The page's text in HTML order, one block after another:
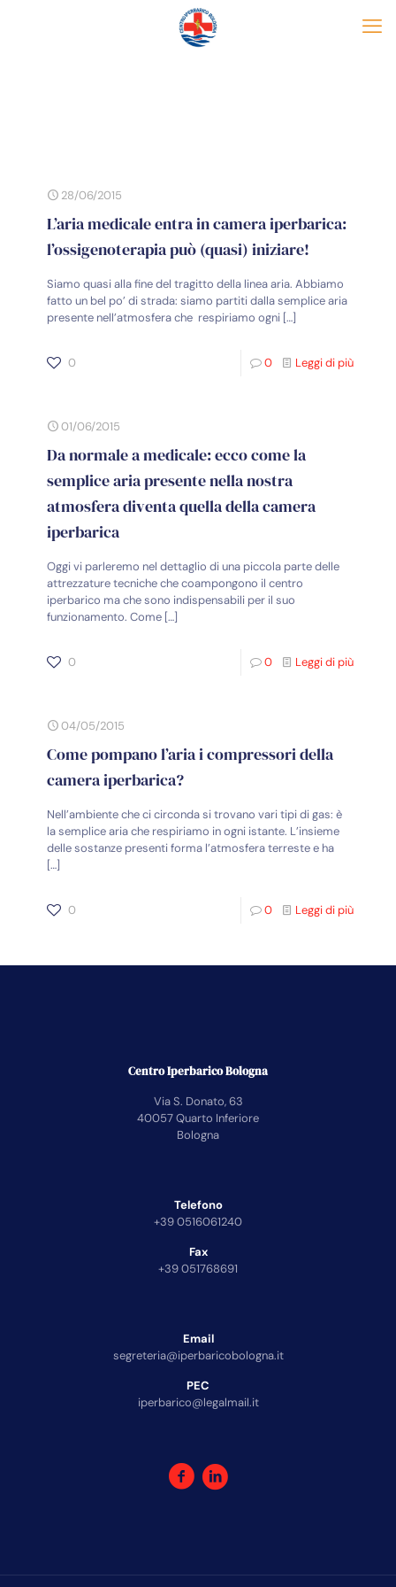
28/06/2015
L’aria medicale entra in camera iperbarica:
l’ossigenoterapia può (quasi) iniziare!
Siamo quasi alla fine del tragitto della linea aria. Abbiamo
fatto un bel po’ di strada: siamo partiti dalla semplice aria
presente nell’atmosfera che respiriamo ogni […]
0 0 Leggi di più
01/06/2015
Da normale a medicale: ecco come la
semplice aria presente nella nostra
atmosfera diventa quella della camera
iperbarica
Oggi vi parleremo nel dettaglio di una piccola parte delle
attrezzature tecniche che coampongono il centro
iperbarico ma che sono indispensabili per il suo
funzionamento. Come […]
0 0 Leggi di più
04/05/2015
Come pompano l’aria i compressori della
camera iperbarica?
Nell’ambiente che ci circonda si trovano vari tipi di gas: è
la semplice aria che respiriamo in ogni istante. L’insieme
delle sostanze presenti forma l’atmosfera terreste e ha
[…]
0 0 Leggi di più
Centro Iperbarico Bologna
Via S. Donato, 63
40057 Quarto Inferiore
Bologna
Telefono
+39 0516061240
Fax
+39 051768691
Email
segreteria@iperbaricobologna.it
PEC
iperbarico@legalmail.it